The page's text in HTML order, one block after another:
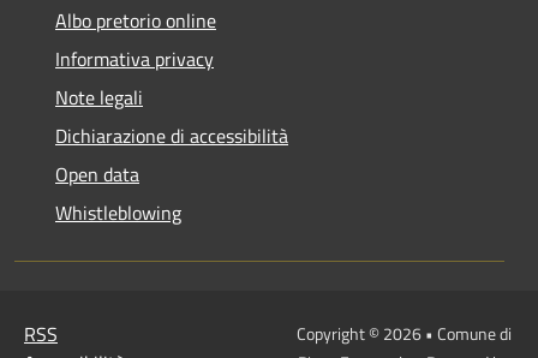
Albo pretorio online
Informativa privacy
Note legali
Dichiarazione di accessibilità
Open data
Whistleblowing
RSS
Copyright © 2026 • Comune di